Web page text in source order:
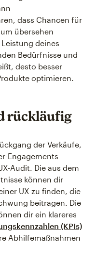
dass Chancen für
übersehen
deines
Bedürfnisse und
desto besser
optimieren.
rückläufig
der Verkäufe,
Engagements
Audit. Die aus dem
können dir
UX zu finden, die
beitragen. Die
dir ein klareres
(KPIs)
Abhilfemaßnahmen